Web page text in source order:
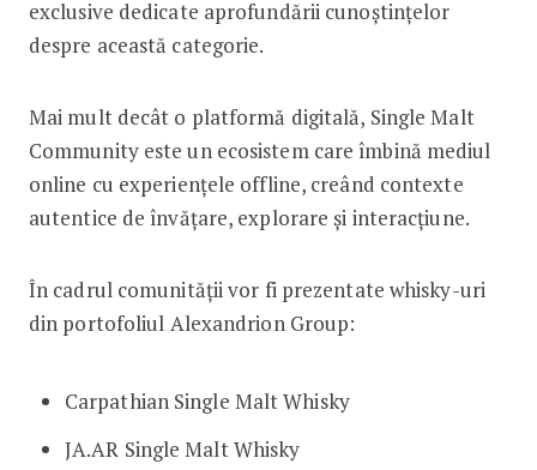
exclusive dedicate aprofundării cunoștințelor
despre această categorie.
Mai mult decât o platformă digitală, Single Malt
Community este un ecosistem care îmbină mediul
online cu experiențele offline, creând contexte
autentice de învățare, explorare și interacțiune.
În cadrul comunității vor fi prezentate whisky-uri
din portofoliul Alexandrion Group:
Carpathian Single Malt Whisky
JA.AR Single Malt Whisky